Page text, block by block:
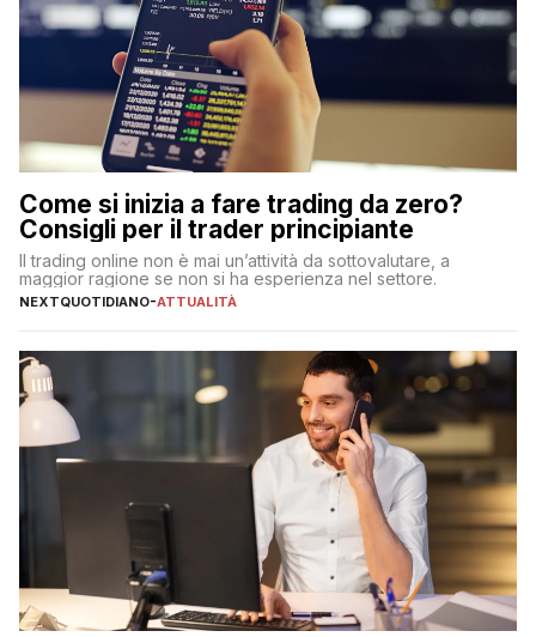
Come si inizia a fare trading da zero?
Consigli per il trader principiante
Il trading online non è mai un’attività da sottovalutare, a
maggior ragione se non si ha esperienza nel settore.
NEXTQUOTIDIANO-ATTUALITÀ